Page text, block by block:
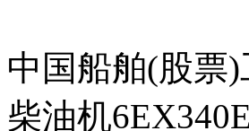
中国船舶(股票
柴油机